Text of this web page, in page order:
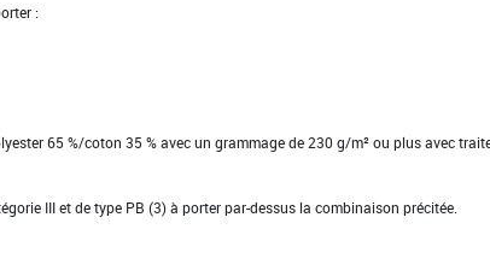
:
65 %/coton 35 % avec un grammage de 230 g/m² ou plus avec
III et de type PB (3) à porter par-dessus la combinaison précitée.